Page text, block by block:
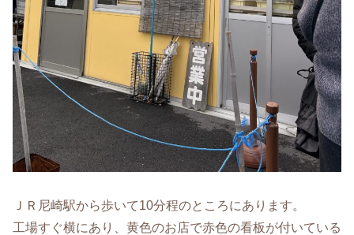
ＪＲ尼崎駅から歩いて10分程のところにあります。
工場すぐ横にあり、黄色のお店で赤色の看板が付いている